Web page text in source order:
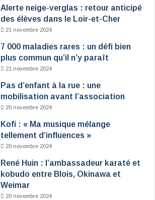
Alerte neige-verglas : retour anticipé
des élèves dans le Loir-et-Cher
21 novembre 2024
7 000 maladies rares : un défi bien
plus commun qu’il n’y paraît
21 novembre 2024
Pas d’enfant à la rue : une
mobilisation avant l’association
20 novembre 2024
Kofi : « Ma musique mélange
tellement d’influences »
20 novembre 2024
René Huin : l’ambassadeur karaté et
kobudo entre Blois, Okinawa et
Weimar
20 novembre 2024